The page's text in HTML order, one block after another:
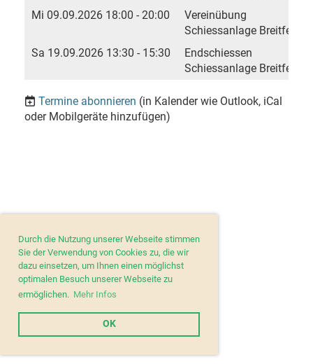
Durch die Nutzung unserer Webseite stimmen
Sie der Verwendung von Cookies zu, die wir
dazu einsetzen, um Ihnen einen möglichst
optimalen Besuch unserer Webseite zu
ermöglichen. Mehr Infos
OK
Mi 09.09.2026 18:00 - 20:00
Vereinübung
Schiessanlage Breitfeld,
Sa 19.09.2026 13:30 - 15:30
Endschiessen
Schiessanlage Breitfeld,
Termine abonnieren (in Kalender wie Outlook, iCal
oder Mobilgeräte hinzufügen)